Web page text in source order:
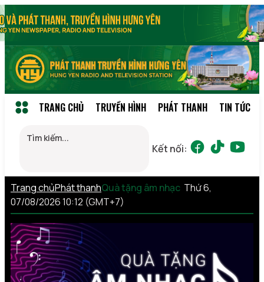
TRANG CHỦ TRUYỀN HÌNH PHÁT THANH TIN TỨC
Kết nối:
Trang chủPhát thanhQuà tặng âm nhạc Thứ 6,
07/08/2026 10:12 (GMT+7)